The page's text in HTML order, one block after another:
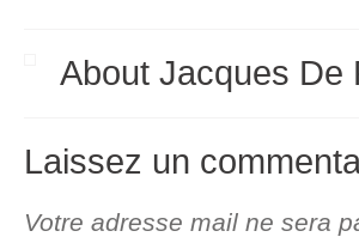
About Jacques De
Laissez un
Votre adresse mail ne sera